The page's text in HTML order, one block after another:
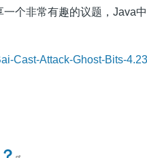
个非常有趣的议题，Java
Cast-Attack-Ghost-Bits-